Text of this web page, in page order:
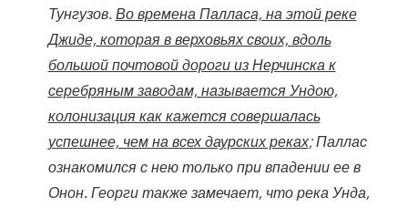
Тунгузов. Во времена Палласа, на этой реке
Джиде, которая в верховьях своих, вдоль
большой почтовой дороги из Нерчинска к
серебряным заводам, называется Ундою,
колонизация как кажется совершалась
успешнее, чем на всех даурских реках; Паллас
ознакомился с нею только при впадении ее в
Онон. Георги также замечает, что река Унда,